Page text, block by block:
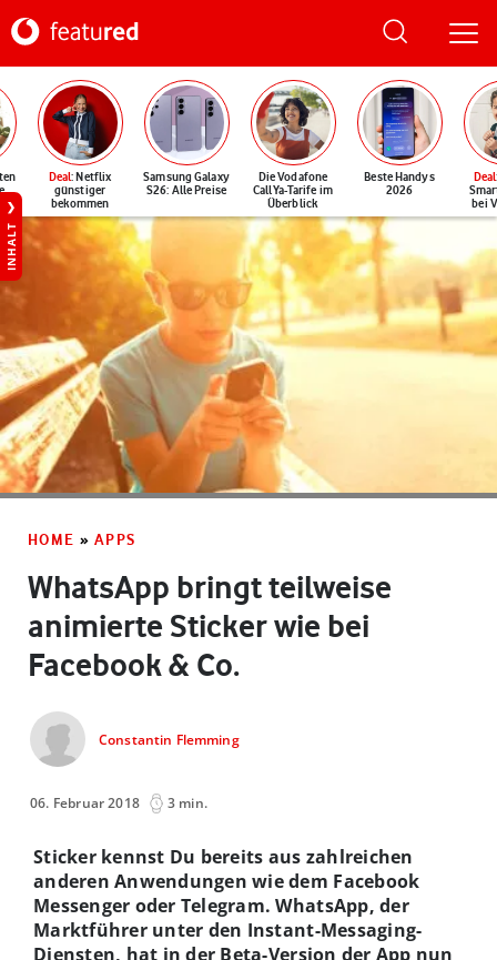
Deal: Netflix
günstiger
bekommen
Samsung Galaxy
S26: Alle Preise
Die Vodafone
CallYa-Tarife im
Überblick
Beste Handys
2026
Deal
bei
INHALT
HOME » APPS
WhatsApp bringt teilweise
animierte Sticker wie bei
Facebook & Co.
Constantin Flemming
06. Februar 2018 3 min.
Sticker kennst Du bereits aus zahlreichen
anderen Anwendungen wie dem Facebook
Messenger oder Telegram. WhatsApp, der
Marktführer unter den Instant-Messaging-
Diensten, hat in der Beta-Version der App nun